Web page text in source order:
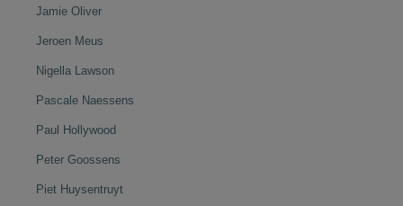
Jamie Oliver
Jeroen Meus
Nigella Lawson
Pascale Naessens
Paul Hollywood
Peter Goossens
Piet Huysentruyt